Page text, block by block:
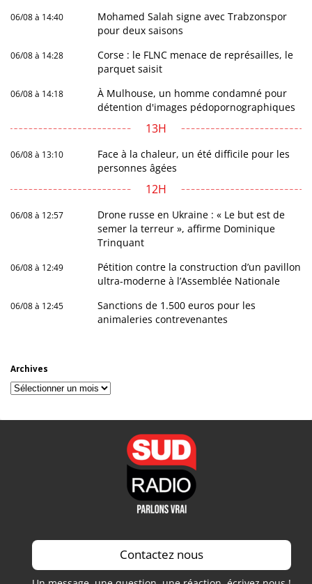
06/08 à 14:40
Mohamed Salah signe avec Trabzonspor
pour deux saisons
06/08 à 14:28
Corse : le FLNC menace de représailles, le
parquet saisit
06/08 à 14:18
À Mulhouse, un homme condamné pour
détention d'images pédopornographiques
13H
06/08 à 13:10
Face à la chaleur, un été difficile pour les
personnes âgées
12H
06/08 à 12:57
Drone russe en Ukraine : « Le but est de
semer la terreur », affirme Dominique
Trinquant
06/08 à 12:49
Pétition contre la construction d’un pavillon
ultra-moderne à l’Assemblée Nationale
06/08 à 12:45
Sanctions de 1.500 euros pour les
animaleries contrevenantes
Archives
Archives
Contactez nous